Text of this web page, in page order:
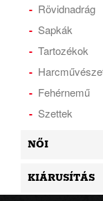
Rövidnadrág
Sapkák
Tartozékok
Fehérnemű
Szettek
NŐI
KIÁRUSÍTÁS